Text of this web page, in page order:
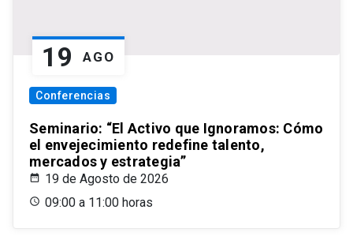
19 AGO
Conferencias
Seminario: “El Activo que Ignoramos: Cómo
el envejecimiento redefine talento,
mercados y estrategia”
19 de Agosto de 2026
09:00 a 11:00 horas